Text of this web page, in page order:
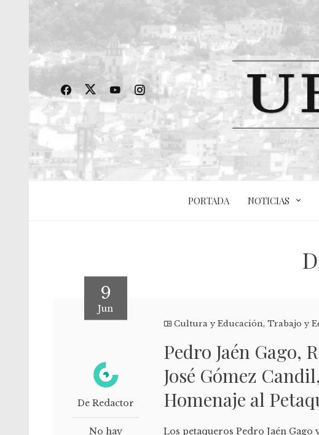
PORTADA NOTICIAS
9
Jun
De Redactor
No hay
Cultura y Educación,Trabajo y
Pedro Jaén Gago,
José Gómez
Homenaje al
Los petaqueros Pedro Jaén